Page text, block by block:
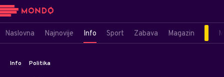
Naslovna Najnovije Info Sport Zabava Magazin
Info Politika